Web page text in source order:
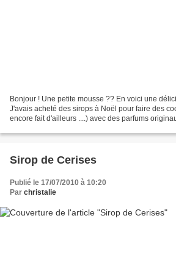
Bonjour ! Une petite mousse ?? En voici une
J'avais acheté des sirops à Noël pour faire des
encore fait d'ailleurs ....) avec des parfums
Sirop de Cerises
Publié le 17/07/2010 à 10:20
Par christalie